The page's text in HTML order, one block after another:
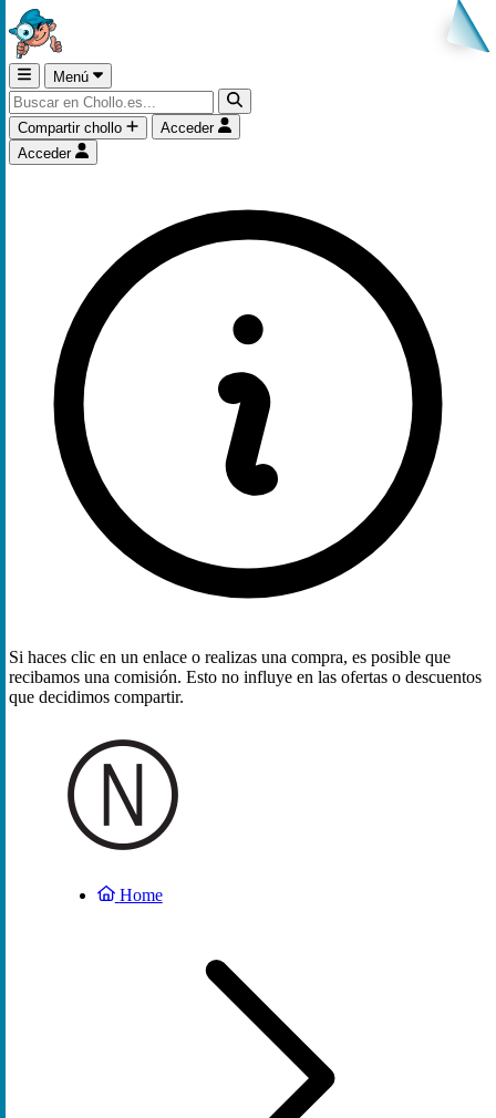
Menú
Compartir chollo
Acceder
Acceder
Si haces clic en un enlace o realizas una compra, es posible que
recibamos una comisión. Esto no influye en las ofertas o descuentos
que decidimos compartir.
Home